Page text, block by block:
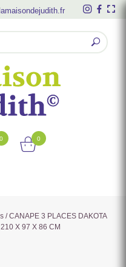
0 0
/ CANAPE 3 PLACES DAKOTA
X 97 X 86 CM